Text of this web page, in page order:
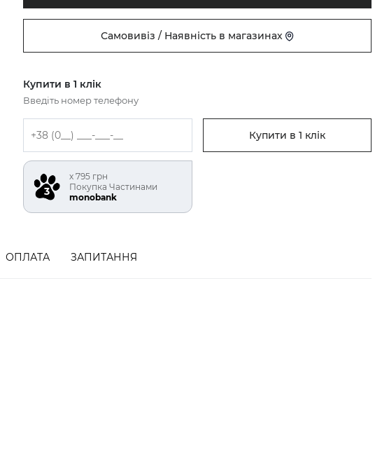
Самовивіз / Наявність в магазинах
Купити в 1 клік
Введіть номер телефону
Купити в 1 клік
х 795 грн
Покупка Частинами
monobank
ОПЛАТА ЗАПИТАННЯ